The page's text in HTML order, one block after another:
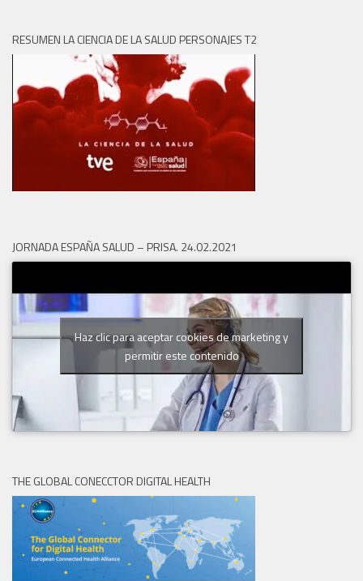
RESUMEN LA CIENCIA DE LA SALUD PERSONAJES T2
JORNADA ESPAÑA SALUD – PRISA. 24.02.2021
Haz clic para aceptar cookies de marketing y
permitir este contenido
THE GLOBAL CONECCTOR DIGITAL HEALTH